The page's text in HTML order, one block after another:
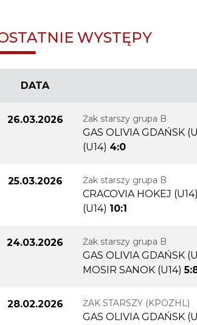
WYSTĘPY
DATA
26.03.2026 Żak starszy grupa B
GAS OLIVIA GDAŃSK
(U14) 4:0
25.03.2026 Żak starszy grupa B
CRACOVIA HOKEJ (U14)
(U14) 10:1
24.03.2026 Żak starszy grupa B
GAS OLIVIA GDAŃSK
MOSIR SANOK (U14)
28.02.2026 ŻAK STARSZY (KPOZHL)
GAS OLIVIA GDAŃSK